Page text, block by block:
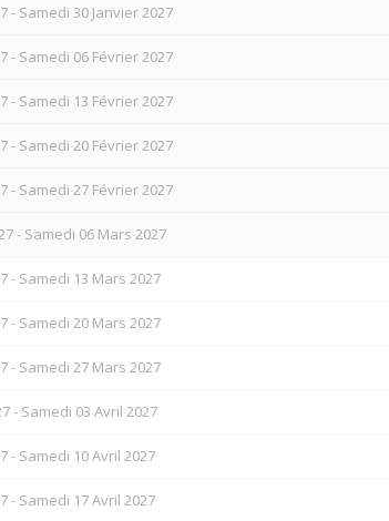
- Samedi 30 Janvier 2027
- Samedi 06 Février 2027
- Samedi 13 Février 2027
- Samedi 20 Février 2027
- Samedi 27 Février 2027
- Samedi 06 Mars 2027
- Samedi 13 Mars 2027
- Samedi 20 Mars 2027
- Samedi 27 Mars 2027
- Samedi 03 Avril 2027
- Samedi 10 Avril 2027
- Samedi 17 Avril 2027